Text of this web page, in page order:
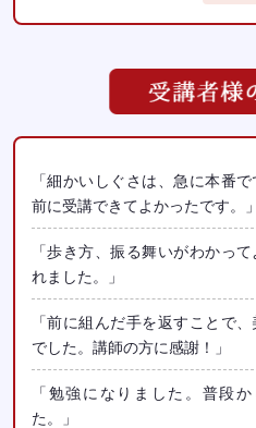
「細かいしぐさは、急に本番
前に受講できてよかったです。」
「歩き方、振る舞いがわかっ
れました。」
「前に組んだ手を返すことで
でした。講師の方に感謝！」
「勉強になりました。普段
た。」